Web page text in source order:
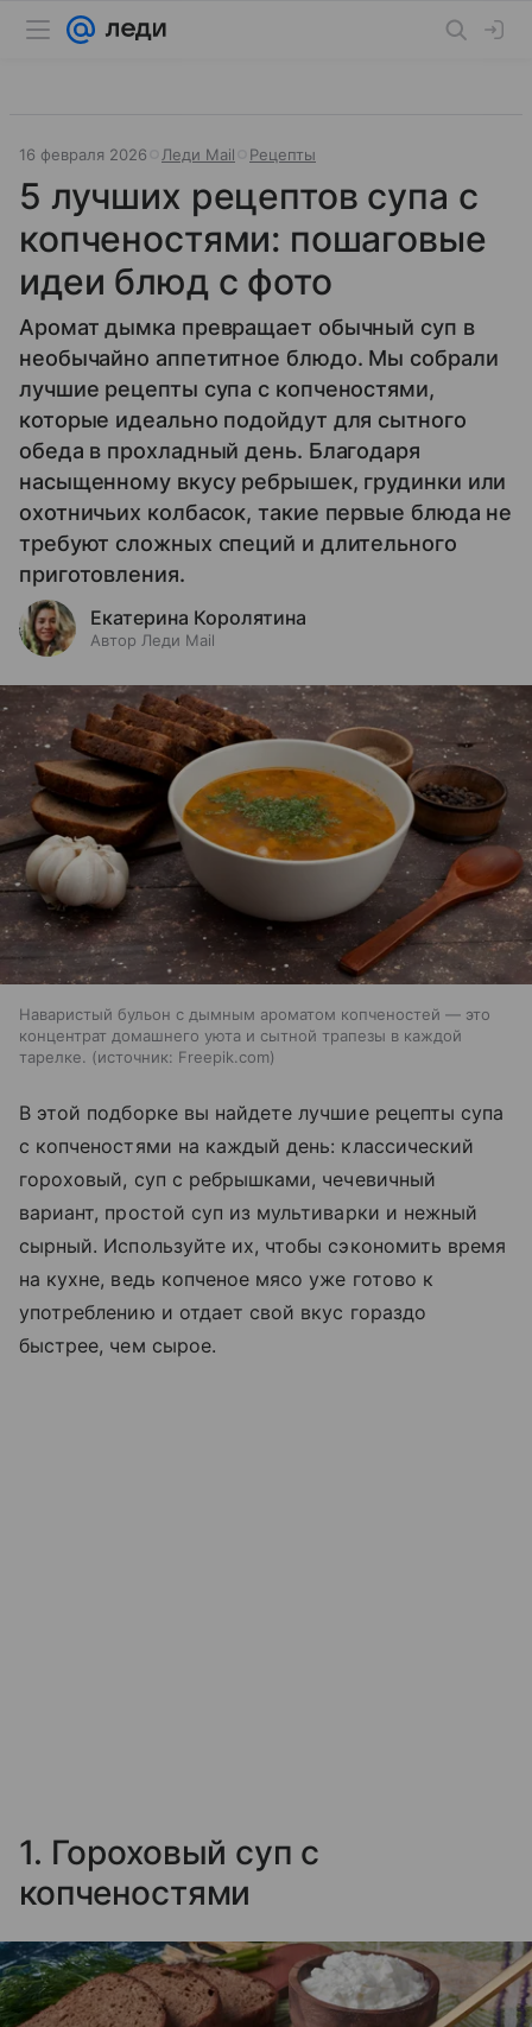
16 февраля 2026 Леди Mail Рецепты
5 лучших рецептов супа с
копченостями: пошаговые
идеи блюд с фото
Аромат дымка превращает обычный суп в
необычайно аппетитное блюдо. Мы собрали
лучшие рецепты супа с копченостями,
которые идеально подойдут для сытного
обеда в прохладный день. Благодаря
насыщенному вкусу ребрышек, грудинки или
охотничьих колбасок, такие первые блюда не
требуют сложных специй и длительного
приготовления.
Екатерина Королятина
Автор Леди Mail
Наваристый бульон с дымным ароматом копченостей — это
концентрат домашнего уюта и сытной трапезы в каждой
тарелке.
источник: Freepik.com
В этой подборке вы найдете лучшие рецепты супа
с копченостями на каждый день: классический
гороховый, суп с ребрышками, чечевичный
вариант, простой суп из мультиварки и нежный
сырный. Используйте их, чтобы сэкономить время
на кухне, ведь копченое мясо уже готово к
употреблению и отдает свой вкус гораздо
быстрее, чем сырое.
1. Гороховый суп с
копченостями